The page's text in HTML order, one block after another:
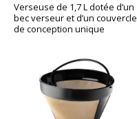
Verseuse de 1,7 L dotée d’un
bec verseur et d’un couvercle
de conception unique